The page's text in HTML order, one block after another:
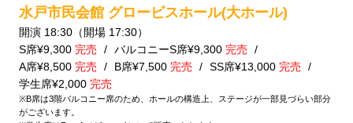
水戸市民会館 グロービスホール(大ホール)
開演 18:30（開場 17:30）
S席¥9,300 完売 バルコニーS席¥9,300 完売
A席¥8,500 完売 B席¥7,500 完売 SS席¥13,000 完売
学生席¥2,000 完売
※B席は3階バルコニー席のため、ホールの構造上、ステージが一部見づらい部分
がございます。